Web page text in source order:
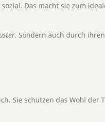
Das macht sie zum
. Sondern auch durch ihren
Sie schützen das Wohl der